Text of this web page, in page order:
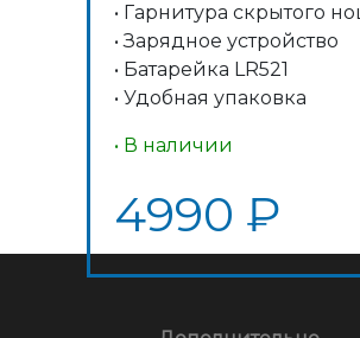
• Гарнитура скрытого
• Зарядное устройство
• Батарейка LR521
• Удобная упаковка
• В наличии
4990 ₽